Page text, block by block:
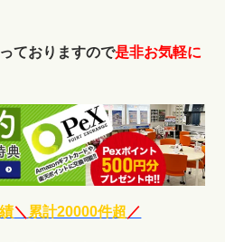
ておりますので是非お気軽に
＼ 累計20000件超／